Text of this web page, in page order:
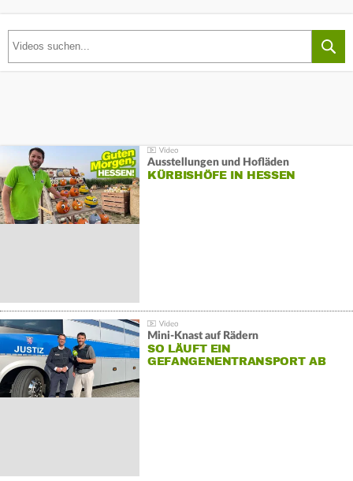
Ausstellungen und Hofläden
KÜRBISHÖFE IN HESSEN
Mini-Knast auf Rädern
SO LÄUFT EIN
GEFANGENENTRANSPORT AB